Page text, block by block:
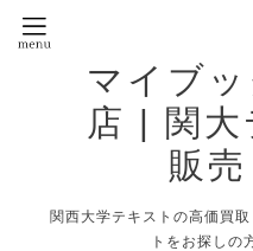
マイブ
店 | 関大
販売
関西大学テキストの高価買
トをお探しの